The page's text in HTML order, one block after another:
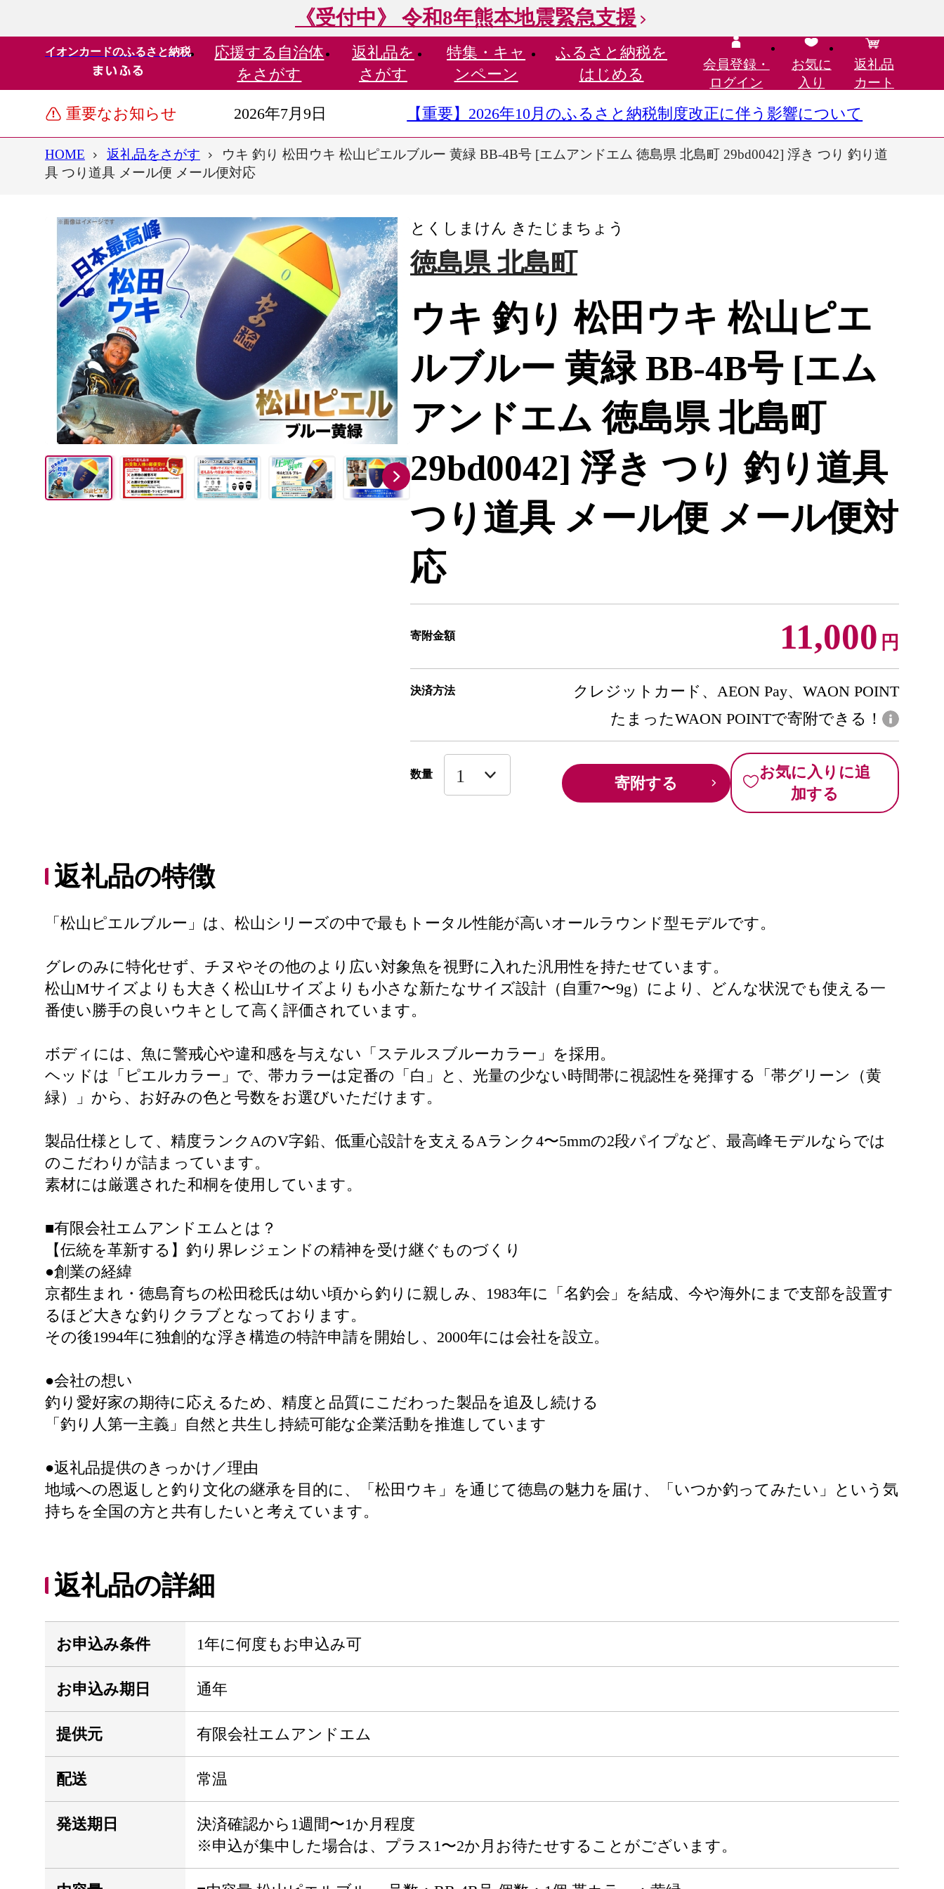
《受付中》 令和8年熊本地震緊急支援
イオンカードのふるさと納税 応援する 自治体
をさがす
返礼品を
さがす
特集・ キャ
ンペーン
ふるさと納税を
はじめる
会員登録・
ログイン
お気に
入り
返礼品
カート
重要なお知らせ 2026年7月9日 【重要】2026年10月のふるさと納税制度改正に伴う影響について
HOME 返礼品をさがす
ウキ 釣り 松田ウキ 松山ピエルブルー 黄緑 BB-4B号 [エムアンドエム 徳島県 北島町 29bd0042] 浮き つり 釣り道
具 つり道具 メール便 メール便対応
とくしまけん きたじまちょう
徳島県 北島町
ウキ 釣り 松田ウキ 松山ピエ
ルブルー 黄緑 BB-4B号 [エム
アンドエム 徳島県 北島町
29bd0042] 浮き つり 釣り道具
つり道具 メール便 メール便対
応
寄附金額 11,000 円
決済方法
クレジットカード、AEON Pay、WAON POINT
たまったWAON POINTで寄附できる！
数量 寄附する
お気に入りに追
加する
返礼品の特徴
「松山ピエルブルー」は、松山シリーズの中で最もトータル性能が高いオールラウンド型モデルです。
グレのみに特化せず、チヌやその他のより広い対象魚を視野に入れた汎用性を持たせています。
松山Mサイズよりも大きく松山Lサイズよりも小さな新たなサイズ設計（自重7〜9g）により、どんな状況でも使える一
番使い勝手の良いウキとして高く評価されています。
ボディには、魚に警戒心や違和感を与えない「ステルスブルーカラー」を採用。
ヘッドは「ピエルカラー」で、帯カラーは定番の「白」と、光量の少ない時間帯に視認性を発揮する「帯グリーン（黄
緑）」から、お好みの色と号数をお選びいただけます。
製品仕様として、精度ランクAのV字鉛、低重心設計を支えるAランク4〜5mmの2段パイプなど、最高峰モデルならでは
のこだわりが詰まっています。
素材には厳選された和桐を使用しています。
■有限会社エムアンドエムとは？
【伝統を革新する】釣り界レジェンドの精神を受け継ぐものづくり
●創業の経緯
京都生まれ・徳島育ちの松田稔氏は幼い頃から釣りに親しみ、1983年に「名釣会」を結成、今や海外にまで支部を設置す
るほど大きな釣りクラブとなっております。
その後1994年に独創的な浮き構造の特許申請を開始し、2000年には会社を設立。
●会社の想い
釣り愛好家の期待に応えるため、精度と品質にこだわった製品を追及し続ける
「釣り人第一主義」自然と共生し持続可能な企業活動を推進しています
●返礼品提供のきっかけ／理由
地域への恩返しと釣り文化の継承を目的に、「松田ウキ」を通じて徳島の魅力を届け、「いつか釣ってみたい」という気
持ちを全国の方と共有したいと考えています。
返礼品の詳細
お申込み条件 1年に何度もお申込み可
お申込み期日 通年
提供元 有限会社エムアンドエム
配送 常温
発送期日
決済確認から1週間〜1か月程度
※申込が集中した場合は、プラス1〜2か月お待たせすることがございます。